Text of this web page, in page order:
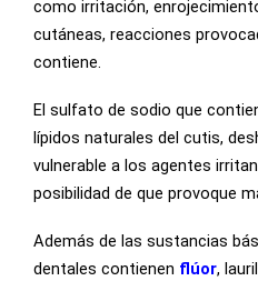
como irritación,
cutáneas, reacciones
contiene.
El sulfato de sodio que
lípidos naturales del cutis,
vulnerable a los agentes
posibilidad de que provoque
Además de las sustancias
dentales contienen flúor,